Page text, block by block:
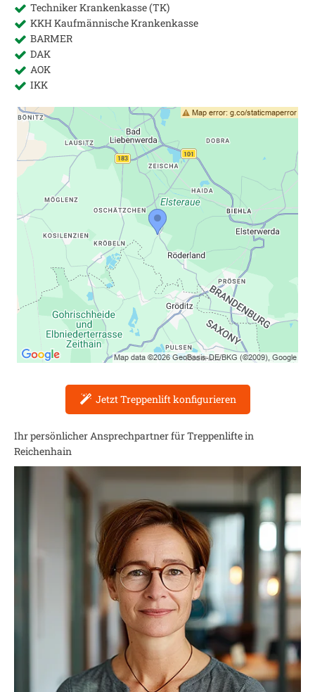
Techniker Krankenkasse (TK)
KKH Kaufmännische Krankenkasse
BARMER
DAK
AOK
IKK
Jetzt Treppenlift konfigurieren
Ihr persönlicher Ansprechpartner für Treppenlifte in
Reichenhain